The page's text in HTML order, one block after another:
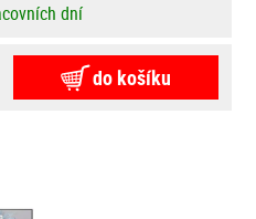
dní
do košíku